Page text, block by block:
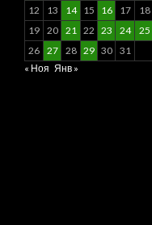
12
13 14 15 16 17
18
19 20 21 22 23 24
25
26 27 28 29 30
31
« Ноя Янв »